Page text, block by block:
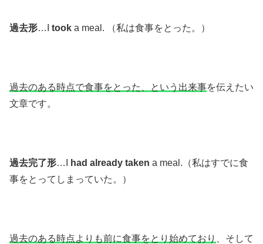
過去形…I took a meal. （私は食事をとった。）
過去のある時点で食事をとった、という出来事を伝えたい
文章です。
過去完了形…I had already taken a meal.（私はすでに食
事をとってしまっていた。）
過去のある時点よりも前に食事をとり始めており
、そして